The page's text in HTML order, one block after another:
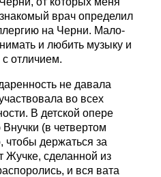
врач определил
на Черни. Мало-
и любить музыку и
отличием.
не давала
во всех
В детской опере
(в четвертом
чтобы держаться за
Жучке, сделанной из
и вся вата